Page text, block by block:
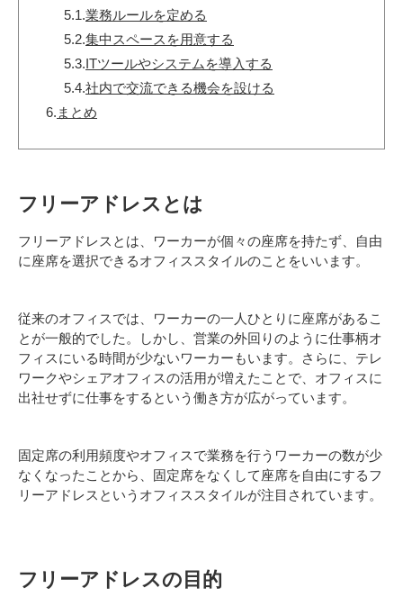
5.1.業務ルールを定める
5.2.集中スペースを用意する
5.3.ITツールやシステムを導入する
5.4.社内で交流できる機会を設ける
6. まとめ
フリーアドレスとは
フリーアドレスとは、ワーカーが個々の座席を持たず、自由
に座席を選択できるオフィススタイルのことをいいます。
従来のオフィスでは、ワーカーの一人ひとりに座席があるこ
とが一般的でした。しかし、営業の外回りのように仕事柄オ
フィスにいる時間が少ないワーカーもいます。さらに、テレ
ワークやシェアオフィスの活用が増えたことで、オフィスに
出社せずに仕事をするという働き方が広がっています。
固定席の利用頻度やオフィスで業務を行うワーカーの数が少
なくなったことから、固定席をなくして座席を自由にするフ
リーアドレスというオフィススタイルが注目されています。
フリーアドレスの目的